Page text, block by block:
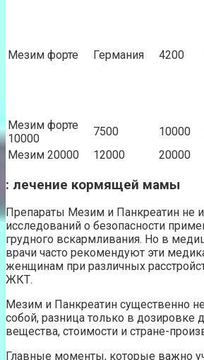
Мезим форте Германия 4200
Мезим форте
10000
7500 10000
Мезим 20000
12000 20000
: лечение кормящей мамы
Препараты Мезим и Панкреатин не
исследований о безопасности
грудного вскармливания. Но в
врачи часто рекомендуют эти
женщинам при различных
ЖКТ.
Мезим и Панкреатин существенно
собой, разница только в дозировке
вещества, стоимости и стране-
Главные моменты, которые важно